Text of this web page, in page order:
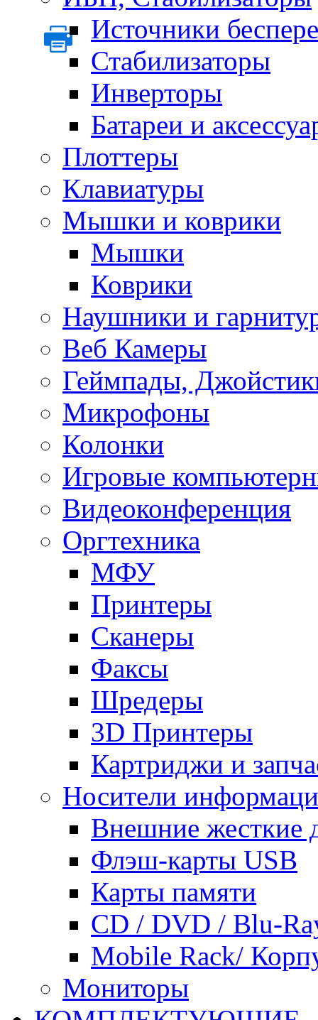
Источники
Стабилизаторы
Инверторы
Батареи и
Плоттеры
Клавиатуры
Мышки и коврики
Мышки
Коврики
Наушники и
Веб Камеры
Геймпады,
Микрофоны
Колонки
Игровые
Видеоконференция
Оргтехника
МФУ
Принтеры
Сканеры
Факсы
Шредеры
3D Принтеры
Картриджи и
Носители
Внешние жесткие
Флэш-карты USB
Карты памяти
CD / DVD / Blu-
Mobile Rack/
Мониторы